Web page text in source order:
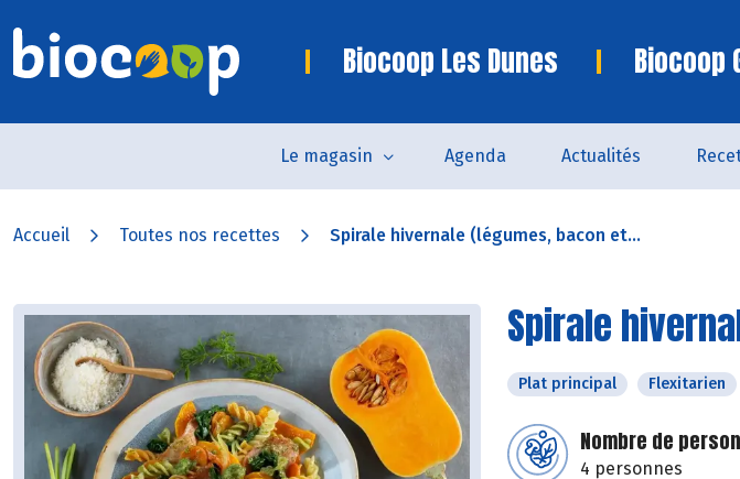
Biocoop Les Dunes Biocoop
Le magasin Agenda Actualités
Accueil Toutes nos recettes Spirale hivernale (légumes, bacon et...
Spirale
Plat principal Flexitarien
Nombre de
4 personnes